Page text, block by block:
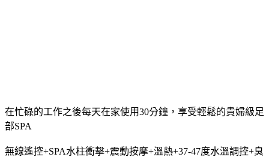
在忙碌的工作之後每天在家使用30分鐘，享受輕鬆的貴婦級足
部SPA
無線遙控+SPA水柱衝擊+震動按摩+溫熱+37-47度水溫調控+臭